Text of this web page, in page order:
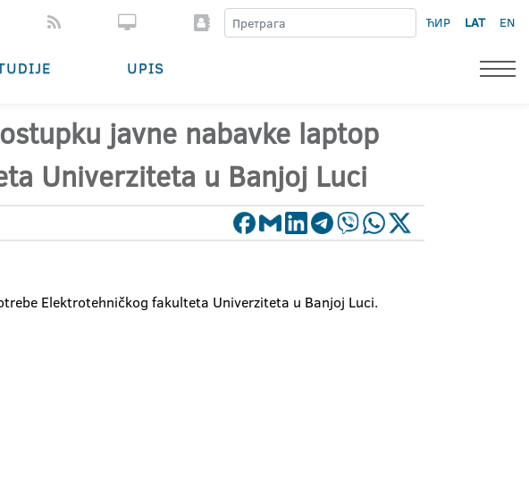
ЋИР LAT EN
UPIS
javne nabavke laptop
Univerziteta u Banjoj Luci
Elektrotehničkog fakulteta Univerziteta u Banjoj Luci.